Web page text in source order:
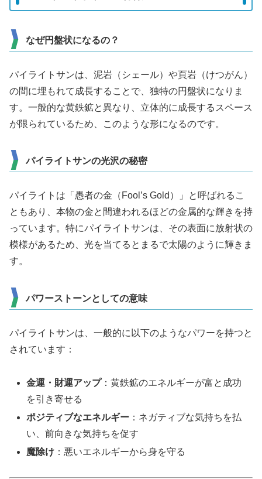
なぜ円盤状になるの？
パイライトサンは、泥岩（シェール）や頁岩（けつがん）
の間に埋もれて成長することで、独特の円盤状になりま
す。一般的な黄鉄鉱と異なり、立体的に成長するスペース
が限られているため、このような形になるのです。
パイライトサンの光沢の秘密
パイライトは「愚者の金（Fool’s Gold）」と呼ばれるこ
ともあり、本物の金と間違われるほどの金属的な輝きを持
っています。特にパイライトサンは、その表面に放射状の
模様があるため、光を当てるとまるで太陽のように輝きま
す。
パワーストーンとしての意味
パイライトサンは、一般的に以下のようなパワーを持つと
されています：
金運・財運アップ：黄鉄鉱のエネルギーが富と成功
を引き寄せる
ポジティブなエネルギー ：ネガティブな気持ちを払
い、前向きな気持ちを促す
魔除け ：悪いエネルギーから身を守る